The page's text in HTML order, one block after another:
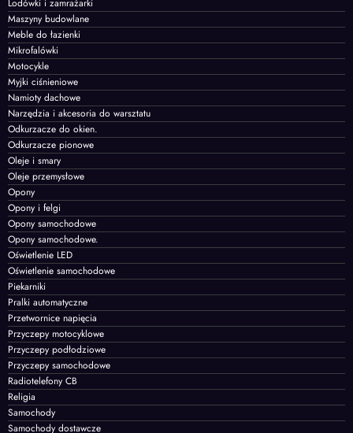
Lodówki i zamrażarki
Maszyny budowlane
Meble do łazienki
Mikrofalówki
Motocykle
Myjki ciśnieniowe
Namioty dachowe
Narzędzia i akcesoria do warsztatu
Odkurzacze do okien.
Odkurzacze pionowe
Oleje i smary
Oleje przemysłowe
Opony
Opony i felgi
Opony samochodowe
Opony samochodowe.
Oświetlenie LED
Oświetlenie samochodowe
Piekarniki
Pralki automatyczne
Przetwornice napięcia
Przyczepy motocyklowe
Przyczepy podłodziowe
Przyczepy samochodowe
Radiotelefony CB
Religia
Samochody
Samochody dostawcze